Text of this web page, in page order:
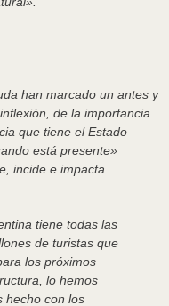
han marcado un antes y
de la importancia
que tiene el Estado
está presente»
incide e impacta
tiene todas las
de turistas que
los próximos
lo hemos
hecho con los